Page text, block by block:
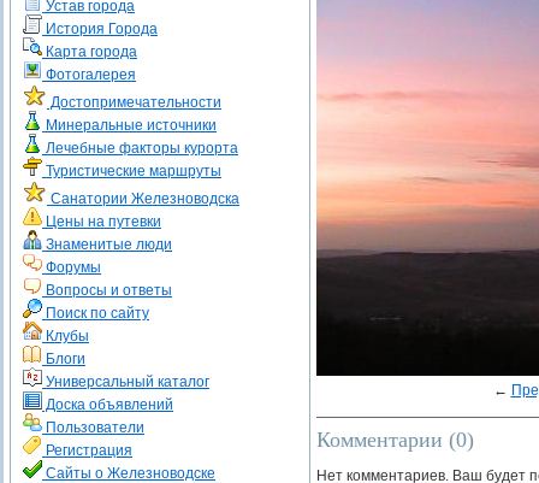
Устав города
История Города
Карта города
Фотогалерея
Достопримечательности
Минеральные источники
Лечебные факторы курорта
Туристические маршруты
Санатории Железноводска
Цены на путевки
Знаменитые люди
Форумы
Вопросы и ответы
Поиск по сайту
Клубы
Блоги
Универсальный каталог
Доска объявлений
Пользователи
Регистрация
Сайты о Железноводске
←
Комментарии (0)
Нет комментариев. Ваш будет